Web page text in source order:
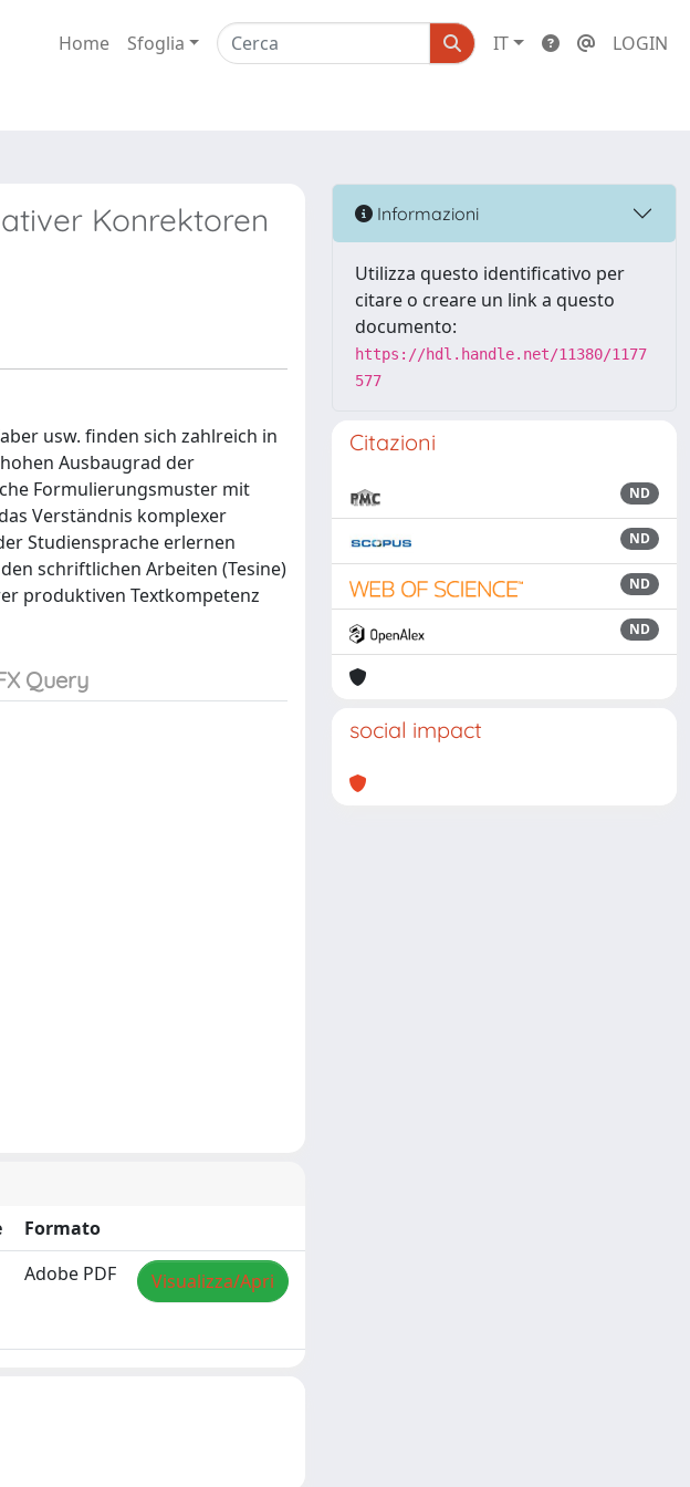
Home Sfoglia IT LOGIN
Konrektoren
usw. finden sich zahlreich in
Ausbaugrad der
Formulierungsmuster mit
Verständnis komplexer
Studiensprache erlernen
schriftlichen Arbeiten (Tesine)
produktiven Textkompetenz
Formato
Adobe PDF Visualizza/Apri
Informazioni
Utilizza questo identificativo per
citare o creare un link a questo
documento:
https://hdl.handle.net/11380/1177
577
Citazioni
ND
ND
ND
ND
social impact